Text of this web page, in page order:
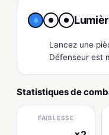
● ●
Lancez une
Défenseur est
Statistiques de
FAIBLESSE